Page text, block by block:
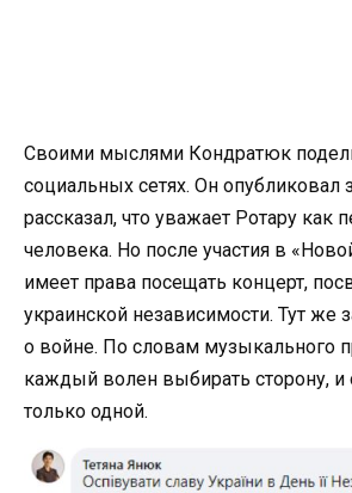
Своими мыслями Кондратюк
социальных сетях. Он опубликовал
рассказал, что уважает Ротару как
человека. Но после участия в
имеет права посещать концерт,
украинской независимости. Тут же
о войне. По словам музыкального
каждый волен выбирать сторону,
только одной.